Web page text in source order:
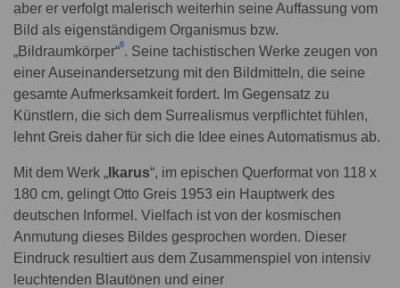
aber er verfolgt malerisch weiterhin seine Auffassung vom
Bild als eigenständigem Organismus bzw.
„Bildraumkörper“6. Seine tachistischen Werke zeugen von
einer Auseinandersetzung mit den Bildmitteln, die seine
gesamte Aufmerksamkeit fordert. Im Gegensatz zu
Künstlern, die sich dem Surrealismus verpflichtet fühlen,
lehnt Greis daher für sich die Idee eines Automatismus ab.
Mit dem Werk „ Ikarus“, im epischen Querformat von 118 x
180 cm, gelingt Otto Greis 1953 ein Hauptwerk des
deutschen Informel. Vielfach ist von der kosmischen
Anmutung dieses Bildes gesprochen worden. Dieser
Eindruck resultiert aus dem Zusammenspiel von intensiv
leuchtenden Blautönen und einer